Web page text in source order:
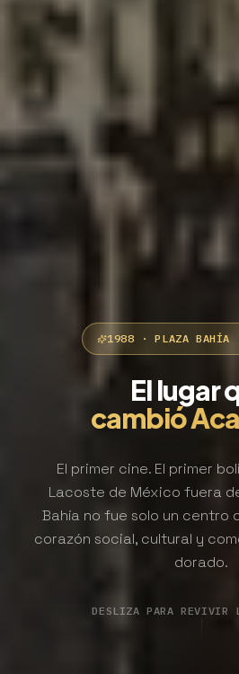
1988 · PLAZA BAHÍA ·
El lugar
cambió
El primer cine. El primer
Lacoste de México fuera
Bahía no fue solo un centro
corazón social, cultural y
dorado.
DESLIZA PARA REVIVIR